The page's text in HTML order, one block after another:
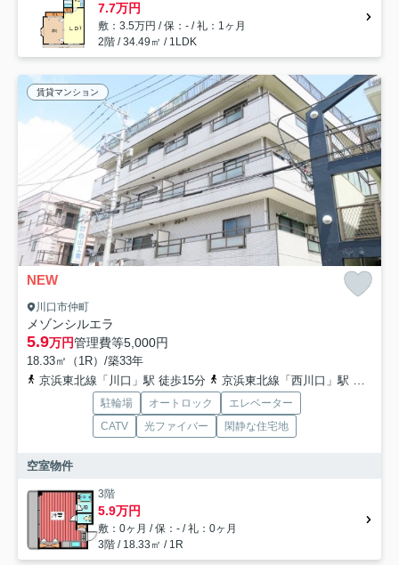
7.7万円
敷：3.5万円 / 保：- / 礼：1ヶ月
2階 / 34.49㎡ / 1LDK
賃貸マンション
NEW
川口市仲町
メゾンシルエラ
5.9万円管理費等5,000円
18.33㎡（1R）/築33年
京浜東北線「川口」駅 徒歩15分
京浜東北線「西川口」駅 徒歩11分
駐輪場 オートロック
エレベーター
CATV
光ファイバー 閑静な住宅地
空室物件
3階
5.9万円
敷：0ヶ月 / 保：- / 礼：0ヶ月
3階 / 18.33㎡ / 1R